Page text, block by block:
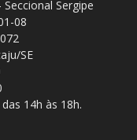
Sergipe
08
SE
14h às 18h.